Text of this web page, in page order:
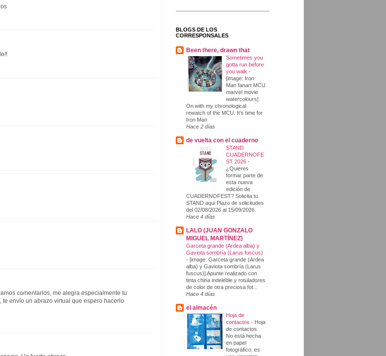
comentarios, me alegra especialmente tu
envío un abrazo virtual que espero hacerlo
BLOGS DE LOS
CORRESPONSALES
Been there, drawn that
Sometimes you
gotta run before
you walk -
[image: Iron
Man fanart MCU
marvel movie
watercolours]
On with my chronological
rewatch of the MCU. It's time for
Iron Man
Hace 2 días
de vuelta con el cuaderno
STAND
CUADERNOFE
ST 2026 -
¿Quieres
formar parte de
esta nueva
edición de
CUADERNOFEST? Solicita tu
STAND aqui Plazo de solicitudes
del 02/08/2026 al 15/09/2026.
Hace 4 días
LALO (JUAN GONZALO
MIGUEL MARTÍNEZ)
Garceta grande (Ardea alba) y
Gaviota sombría (Larus fuscus)
- [image: Garceta grande (Ardea
alba) y Gaviota sombría (Larus
fuscus)] Apunte realizado con
tinta china indeleble y rotuladores
de color de otra preciosa fot...
Hace 4 días
el almacén
Hoja de
contactos - Hoja
de contactos.
No está hecha
en papel
fotográfico, es